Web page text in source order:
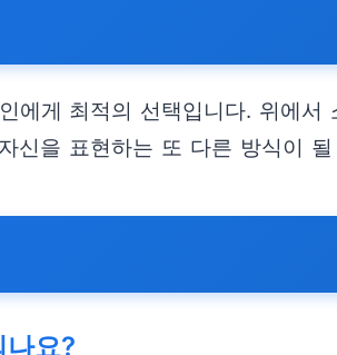
에게 최적의 선택입니다. 위에
신을 표현하는 또 다른 방식이
나요?